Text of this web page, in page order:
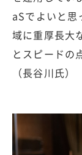
aSでよいと
域に重厚長大
とスピードの
（長谷川氏）